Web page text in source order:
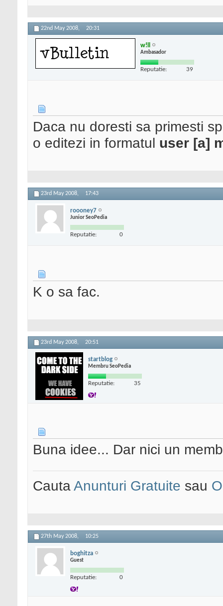
22nd May 2008, 20:31
w!ll
Ambasador
Reputatie: 39
Daca nu doresti sa primesti
o editezi in formatul user [a]
23rd May 2008, 17:43
roooney7
Junior SeoPedia
Reputatie: 0
K o sa fac.
23rd May 2008, 20:51
startblog
Membru SeoPedia
Reputatie: 35
Buna idee... Dar nici un
CautaAnunturi Gratuite sau
27th May 2008, 10:25
boghitza
Guest
Reputatie: 0